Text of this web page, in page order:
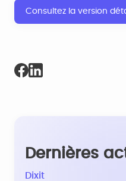
Consultez la version
Dernières
Dixit